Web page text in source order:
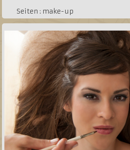
Seiten : make-up
lageplan